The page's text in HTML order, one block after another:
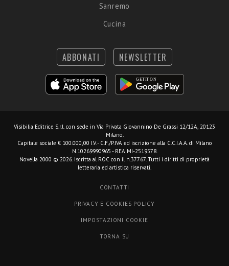
Sanremo
Cucina
ABBONATI NEWSLETTER
Visibilia Editrice S.r.l. con sede in Via Privata Giovannino De Grassi 12/12A, 20123
Milano.
Capitale sociale € 100.000,00 I.V. - C.F./P.IVA ed iscrizione alla C.C.I.A.A. di Milano
N.10269990965 - REA MI-2519578.
Novella 2000 © 2026. Iscritta al ROC con il n.37767. Tutti i diritti di proprietà
letteraria ed artistica riservati.
CONTATTI
PRIVACY E COOKIES POLICY
IMPOSTAZIONI COOKIE
TORNA SU